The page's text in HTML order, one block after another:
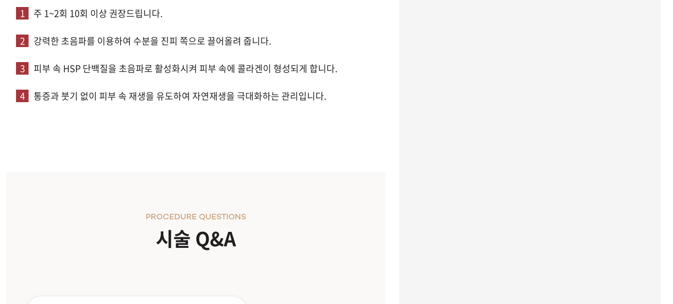
1 주 1~2회 10회 이상 권장드립니다.
2 강력한 초음파를 이용하여 수분을 진피 쪽으로 끌어올려 줍니다.
3 피부 속 HSP 단백질을 초음파로 활성화시켜 피부 속에 콜라겐이 형성되게 합니다.
4 통증과 붓기 없이 피부 속 재생을 유도하여 자연재생을 극대화하는 관리입니다.
시술 Q&A
PROCEDURE QUESTIONS